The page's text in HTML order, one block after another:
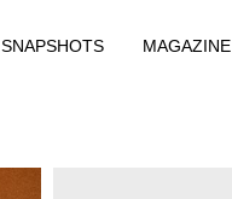
SNAPSHOTS MAGAZINE